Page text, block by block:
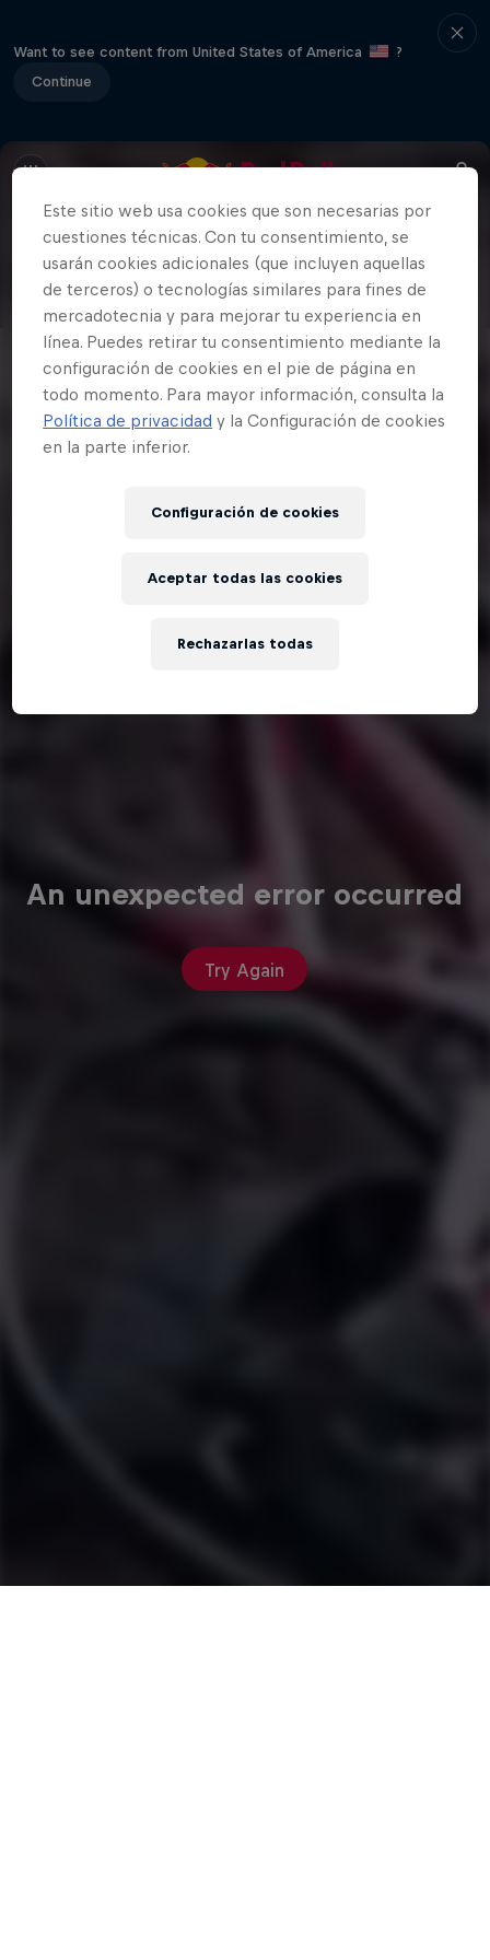
Want to see content from United States of America
?
Continue
An unexpected error occurred
Try Again
Este sitio web usa cookies que son necesarias por
cuestiones técnicas. Con tu consentimiento, se
usarán cookies adicionales (que incluyen aquellas
de terceros) o tecnologías similares para fines de
mercadotecnia y para mejorar tu experiencia en
línea. Puedes retirar tu consentimiento mediante la
configuración de cookies en el pie de página en
todo momento. Para mayor información, consulta la
Política de privacidad y la Configuración de cookies
en la parte inferior.
Configuración de cookies
Rechazarlas todas
Aceptar todas las cookies